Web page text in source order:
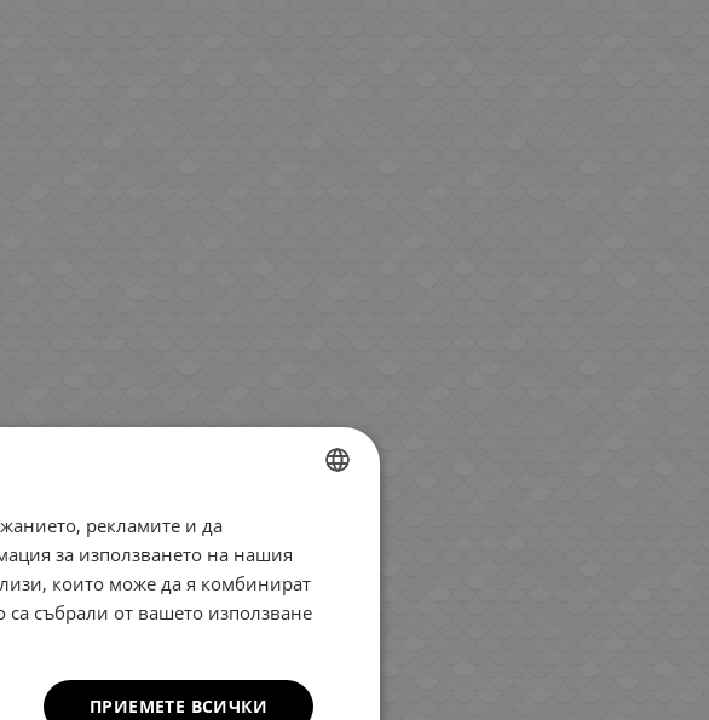
ENGLISH
рекламите и да
за използването на нашия
които може да я комбинират
събрали от вашето използване
ПРИЕМЕТЕ ВСИЧКИ